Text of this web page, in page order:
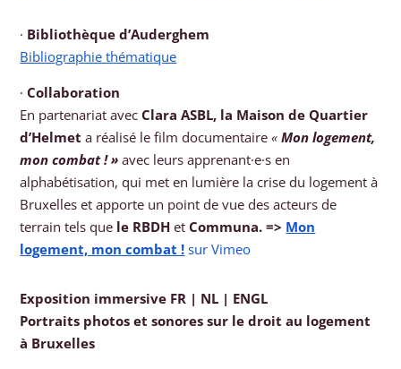
· Bibliothèque d’Auderghem
Bibliographie thématique
·Collaboration
En partenariat avec Clara ASBL, la Maison de Quartier
d’Helmeta réalisé le film documentaire «Mon logement,
mon combat ! » avec leurs apprenant·e·s en
alphabétisation, qui met en lumière la crise du logement à
Bruxelles et apporte un point de vue des acteurs de
terrain tels que le RBDH et Communa.=> Mon
logement, mon combat ! sur Vimeo
Exposition immersive FR | NL | ENGL
Portraits photos et sonores sur le droit au logement
à Bruxelles